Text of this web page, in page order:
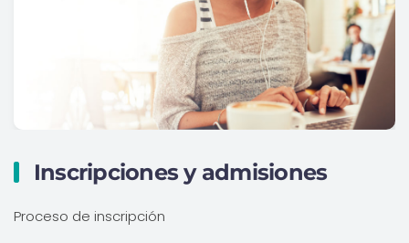
Inscripciones y admisiones
Proceso de inscripción